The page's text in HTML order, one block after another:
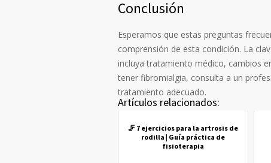
Conclusión
Esperamos que estas preguntas
comprensión de esta condición. La
incluya tratamiento médico, cambios
tener fibromialgia, consulta a un
tratamiento adecuado.
Artículos relacionados:
🦵 7 ejercicios para la artrosis de
rodilla | Guía práctica de
fisioterapia